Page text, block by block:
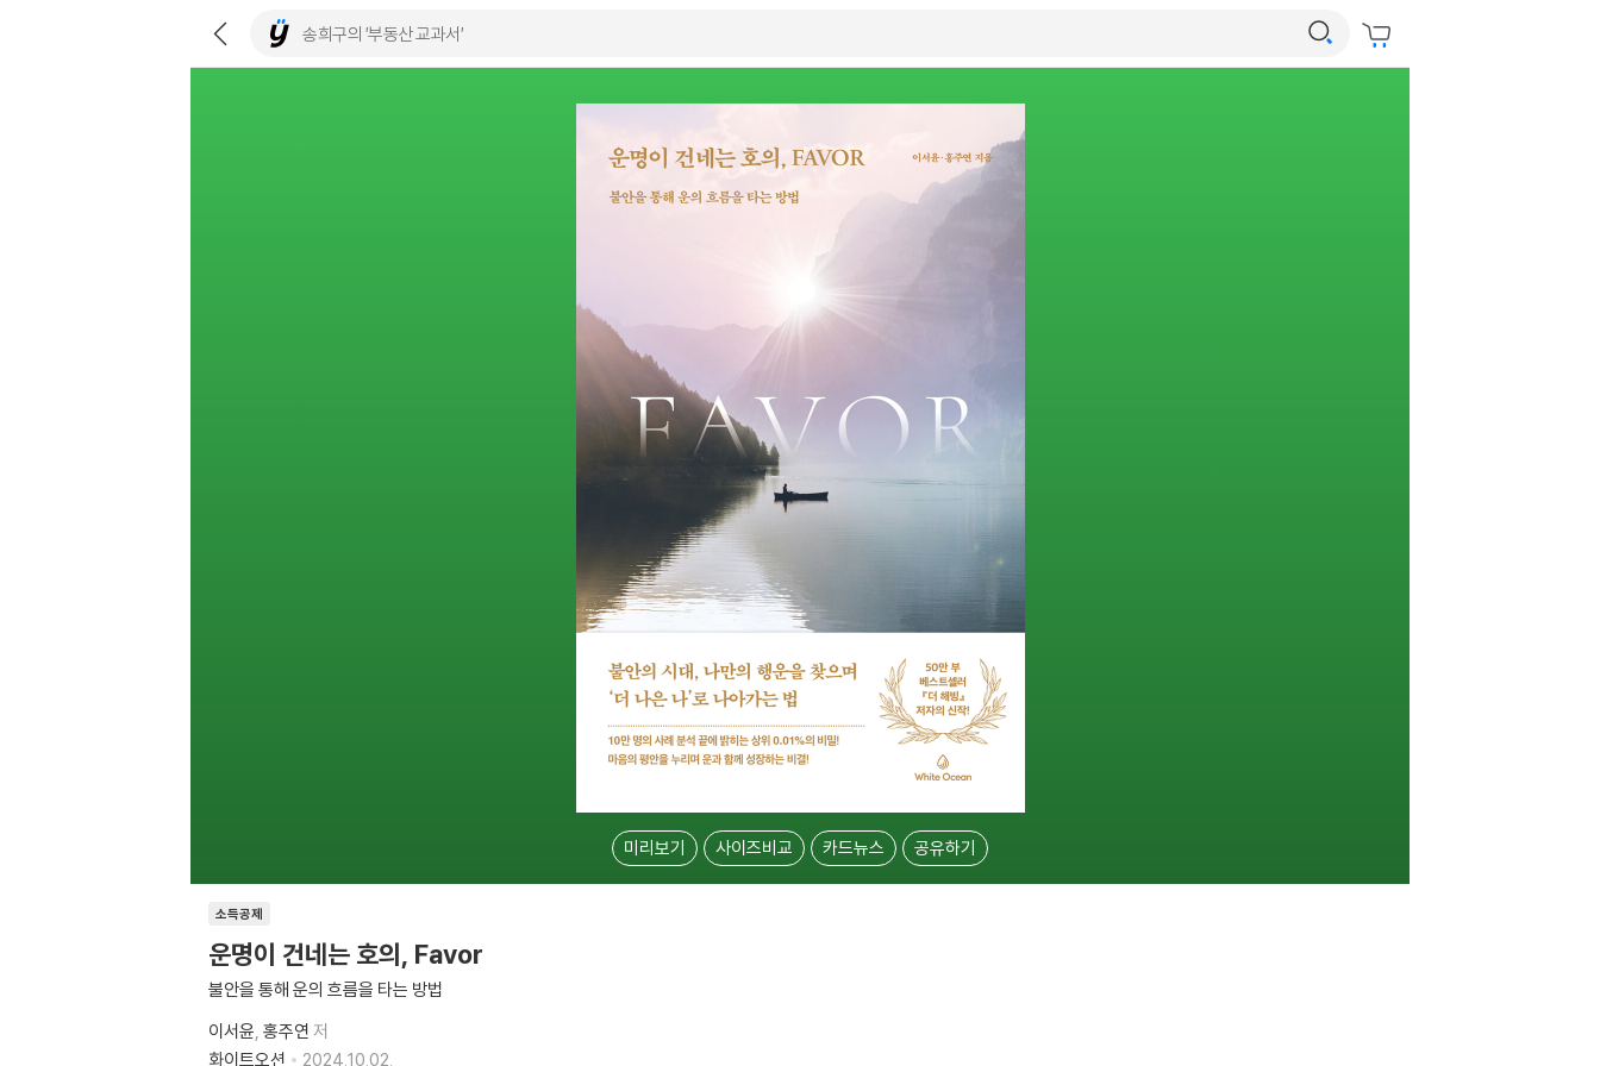
미리보기 사이즈비교 카드뉴스 공유하기
소득공제
운명이 건네는 호의, Favor
불안을 통해 운의 흐름을 타는 방법
이서윤 홍주연 저
화이트오션
2024.10.02.